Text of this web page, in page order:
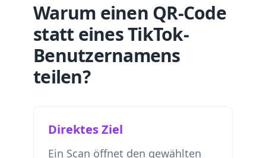
Warum einen QR-Code
statt eines TikTok-
Benutzernamens
teilen?
Direktes Ziel
Ein Scan öffnet den gewählten